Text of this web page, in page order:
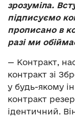
зрозуміла.
підписуємо
прописано в
разі ми
— Контракт,
контракт зі
у будь-якому
контракт
ідентичний.